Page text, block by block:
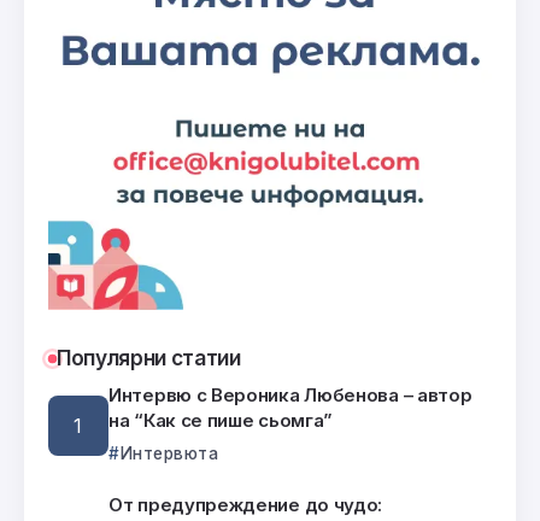
Популярни статии
Интервю с Вероника Любенова – автор
на “Как се пише сьомга”
Интервюта
От предупреждение до чудо: